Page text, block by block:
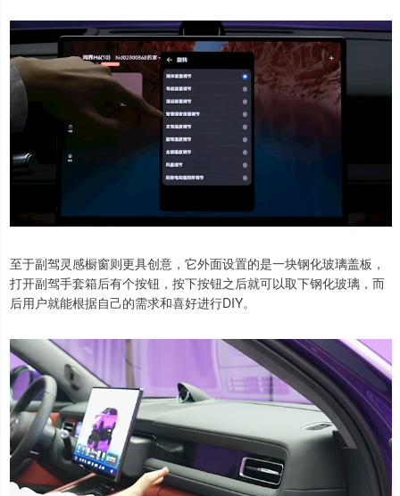
至于副驾灵感橱窗则更具创意，它外面设置的是一块钢化玻璃盖板，
打开副驾手套箱后有个按钮，按下按钮之后就可以取下钢化玻璃，而
后用户就能根据自己的需求和喜好进行DIY。